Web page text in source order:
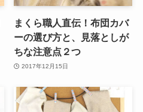
まくら職人直伝！布団カバ
ーの選び方と、見落としが
ちな注意点２つ
2017年12月15日